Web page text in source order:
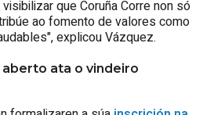
que Coruña Corre non só
ao fomento de valores como
explicou Vázquez.
ata o vindeiro